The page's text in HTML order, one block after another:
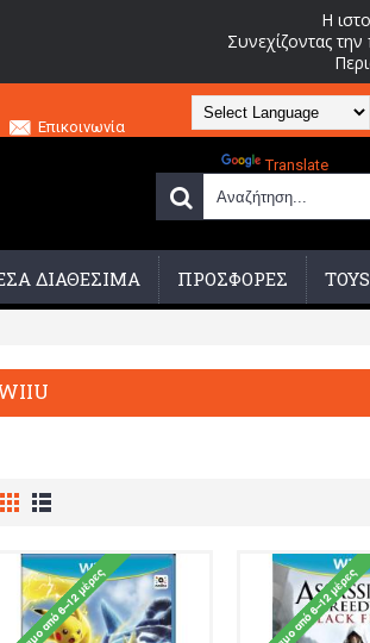
Η
Συνεχίζοντας
Επικοινωνία
Translate
ΔΙΑΘΕΣΙΜΑ ΠΡΟΣΦΟΡΕΣ TOYS